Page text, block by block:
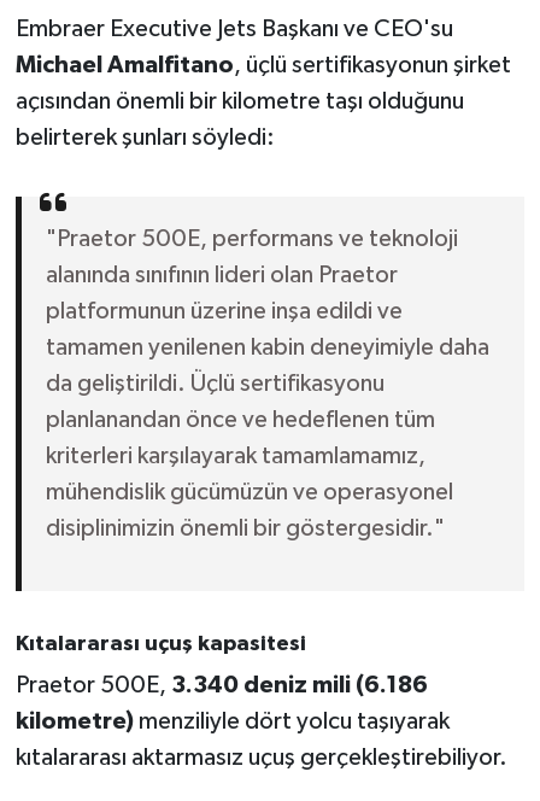
Embraer Executive Jets Başkanı ve CEO'su
Michael Amalfitano, üçlü sertifikasyonun şirket
açısından önemli bir kilometre taşı olduğunu
belirterek şunları söyledi:
"Praetor 500E, performans ve teknoloji
alanında sınıfının lideri olan Praetor
platformunun üzerine inşa edildi ve
tamamen yenilenen kabin deneyimiyle daha
da geliştirildi. Üçlü sertifikasyonu
planlanandan önce ve hedeflenen tüm
kriterleri karşılayarak tamamlamamız,
mühendislik gücümüzün ve operasyonel
disiplinimizin önemli bir göstergesidir."
Kıtalararası uçuş kapasitesi
Praetor 500E, 3.340 deniz mili (6.186
kilometre)menziliyle dört yolcu taşıyarak
kıtalararası aktarmasız uçuş gerçekleştirebiliyor.